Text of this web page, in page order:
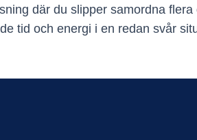
där du slipper samordna flera
tid och energi i en redan svår